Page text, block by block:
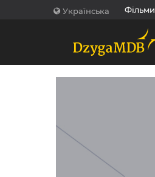
Українська Фільми